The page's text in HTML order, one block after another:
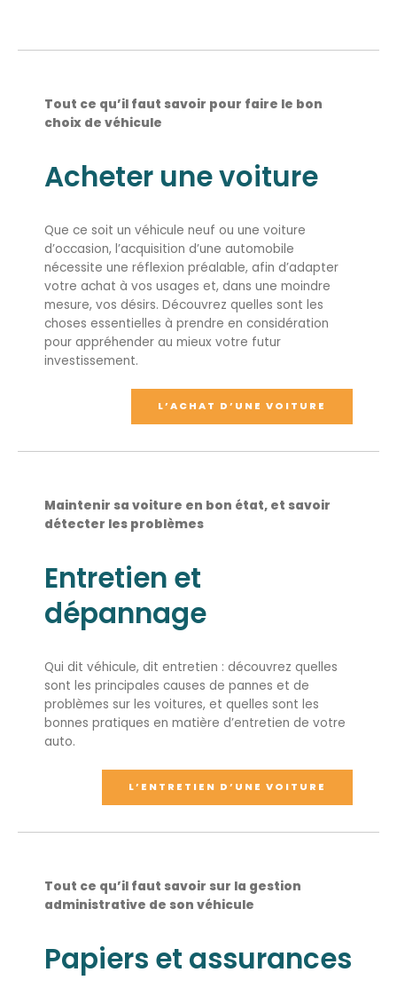
Tout ce qu’il faut savoir pour faire le bon
choix de véhicule
Acheter une voiture
Que ce soit un véhicule neuf ou une voiture
d’occasion, l’acquisition d’une automobile
nécessite une réflexion préalable, afin d’adapter
votre achat à vos usages et, dans une moindre
mesure, vos désirs. Découvrez quelles sont les
choses essentielles à prendre en considération
pour appréhender au mieux votre futur
investissement.
L’ACHAT D’UNE VOITURE
Maintenir sa voiture en bon état, et savoir
détecter les problèmes
Entretien et
dépannage
Qui dit véhicule, dit entretien : découvrez quelles
sont les principales causes de pannes et de
problèmes sur les voitures, et quelles sont les
bonnes pratiques en matière d’entretien de votre
auto.
L’ENTRETIEN D’UNE VOITURE
Tout ce qu’il faut savoir sur la gestion
administrative de son véhicule
Papiers et assurances